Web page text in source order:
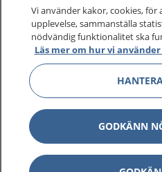
Vi använder kakor, cookies,
upplevelse, sammanställa
nödvändig funktionalitet ska
Läs mer om hur vi
GODKÄNN